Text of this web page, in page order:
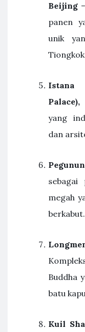
Beijing
panen
unik
Istana
yang
dan
sebagai
megah
berkabut.
Buddha
batu
Kuil